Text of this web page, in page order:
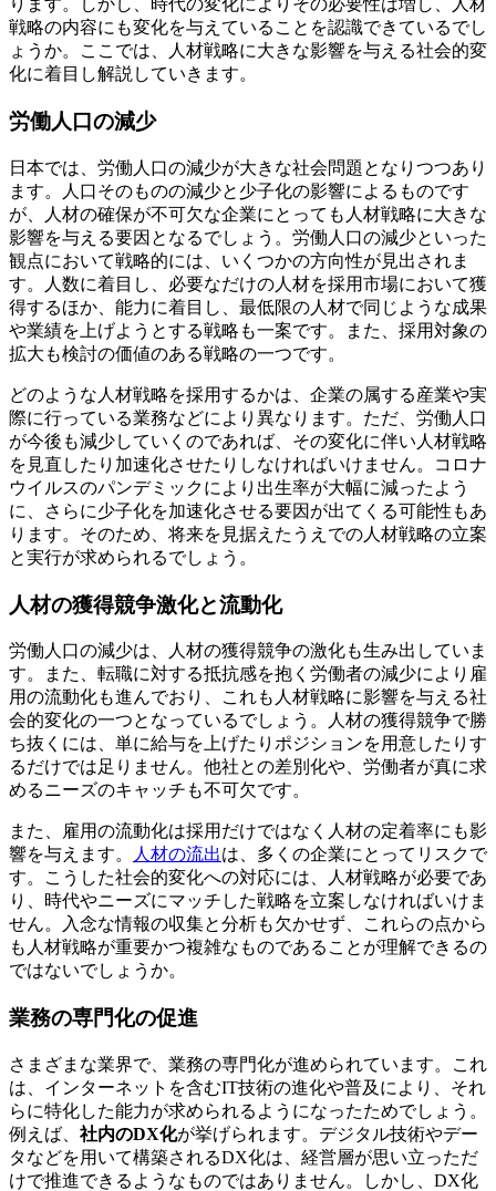
ります。しかし、時代の変化によりその必要性は増し、人材
戦略の内容にも変化を与えていることを認識できているでし
ょうか。ここでは、人材戦略に大きな影響を与える社会的変
化に着目し解説していきます。
労働人口の減少
日本では、労働人口の減少が大きな社会問題となりつつあり
ます。人口そのものの減少と少子化の影響によるものです
が、人材の確保が不可欠な企業にとっても人材戦略に大きな
影響を与える要因となるでしょう。労働人口の減少といった
観点において戦略的には、いくつかの方向性が見出されま
す。人数に着目し、必要なだけの人材を採用市場において獲
得するほか、能力に着目し、最低限の人材で同じような成果
や業績を上げようとする戦略も一案です。また、採用対象の
拡大も検討の価値のある戦略の一つです。
どのような人材戦略を採用するかは、企業の属する産業や実
際に行っている業務などにより異なります。ただ、労働人口
が今後も減少していくのであれば、その変化に伴い人材戦略
を見直したり加速化させたりしなければいけません。コロナ
ウイルスのパンデミックにより出生率が大幅に減ったよう
に、さらに少子化を加速化させる要因が出てくる可能性もあ
ります。そのため、将来を見据えたうえでの人材戦略の立案
と実行が求められるでしょう。
人材の獲得競争激化と流動化
労働人口の減少は、人材の獲得競争の激化も生み出していま
す。また、転職に対する抵抗感を抱く労働者の減少により雇
用の流動化も進んでおり、これも人材戦略に影響を与える社
会的変化の一つとなっているでしょう。人材の獲得競争で勝
ち抜くには、単に給与を上げたりポジションを用意したりす
るだけでは足りません。他社との差別化や、労働者が真に求
めるニーズのキャッチも不可欠です。
また、雇用の流動化は採用だけではなく人材の定着率にも影
響を与えます。
人材の流出は、多くの企業にとってリスクで
す。こうした社会的変化への対応には、人材戦略が必要であ
り、時代やニーズにマッチした戦略を立案しなければいけま
せん。入念な情報の収集と分析も欠かせず、これらの点から
も人材戦略が重要かつ複雑なものであることが理解できるの
ではないでしょうか。
業務の専門化の促進
さまざまな業界で、業務の専門化が進められています。これ
は、インターネットを含むIT技術の進化や普及により、それ
らに特化した能力が求められるようになったためでしょう。
例えば、 社内のDX化が挙げられます。デジタル技術やデー
タなどを用いて構築されるDX化は、経営層が思い立っただ
けで推進できるようなものではありません。しかし、DX化